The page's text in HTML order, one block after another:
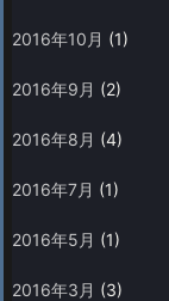
2016年10月 (1)
2016年9月 (2)
2016年8月 (4)
2016年7月 (1)
2016年5月 (1)
2016年3月 (3)